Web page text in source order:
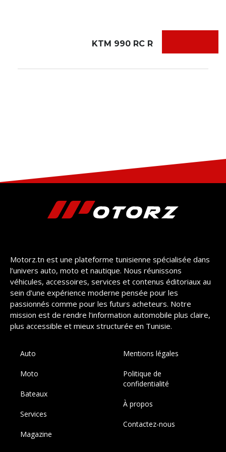
KTM 990 RC R
Motorz.tn est une plateforme tunisienne spécialisée dans
l’univers auto, moto et nautique. Nous réunissons
véhicules, accessoires, services et contenus éditoriaux au
sein d’une expérience moderne pensée pour les
passionnés comme pour les futurs acheteurs. Notre
mission est de rendre l’information automobile plus claire,
plus accessible et mieux structurée en Tunisie.
Auto
Moto
Bateaux
Services
Magazine
Mentions légales
Politique de
confidentialité
À propos
Contactez-nous